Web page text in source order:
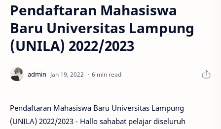
Pendaftaran Mahasiswa
Baru Universitas Lampung
(UNILA) 2022/2023
6 min read
Pendaftaran Mahasiswa Baru Universitas Lampung
(UNILA) 2022/2023 - Hallo sahabat pelajar diseluruh